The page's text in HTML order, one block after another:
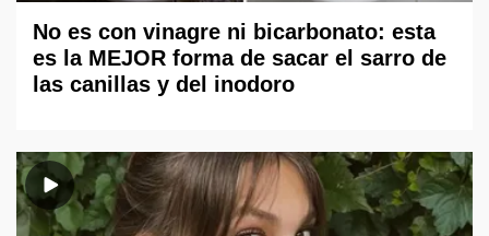
No es con vinagre ni bicarbonato: esta
es la MEJOR forma de sacar el sarro de
las canillas y del inodoro